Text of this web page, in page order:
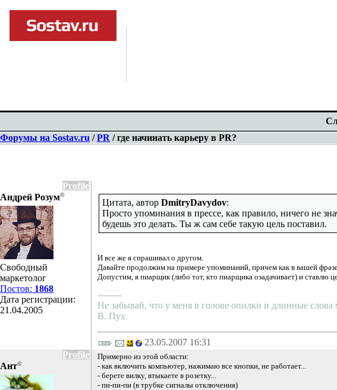
Форумы на Sostav.ru /PR / где начинать карьеру в PR?
Profile
Андрей Розум©
Свободный
маркетолог
Постов: 1868
Дата регистрации:
21.04.2005
Цитата, автор DmitryDavydov:
Просто упоминания в прессе, как правило, ничего не
будешь это делать. Ты ж сам себе такую цель поставил.
И все же я спрашивал о другом.
Давайте продолжим на примере упоминаний, причем как в вашей
Допустим, я пиарщик (либо тот, кто пиарщика озадачивает) и ставлю
--------
Не забывай, что у меня в голове опилки и длинные слова
В. Пух.
23.05.2007 16:31
Profile
Ант©
Примерно из этой области:
- как включить компьютер, нажимаю все кнопки, не работает...
- берете вилку, втыкаете в розетку...
- пи-пи-пи (в трубке сигналы отключения)